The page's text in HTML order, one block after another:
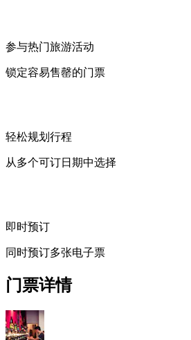
参与热门旅游活动
锁定容易售罄的门票
轻松规划行程
从多个可订日期中选择
即时预订
同时预订多张电子票
门票详情